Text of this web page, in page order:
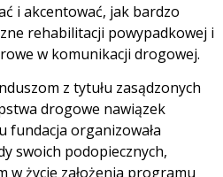
i akcentować, jak bardzo
rehabilitacji powypadkowej i
w komunikacji drogowej.
z tytułu zasądzonych
drogowe nawiązek
fundacja organizowała
swoich podopiecznych,
w życie założenia programu